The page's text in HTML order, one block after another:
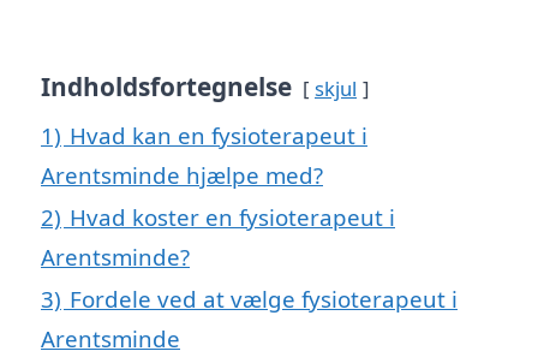
Indholdsfortegnelse skjul
1) Hvad kan en fysioterapeut i
Arentsminde hjælpe med?
2) Hvad koster en fysioterapeut i
Arentsminde?
3) Fordele ved at vælge fysioterapeut i
Arentsminde